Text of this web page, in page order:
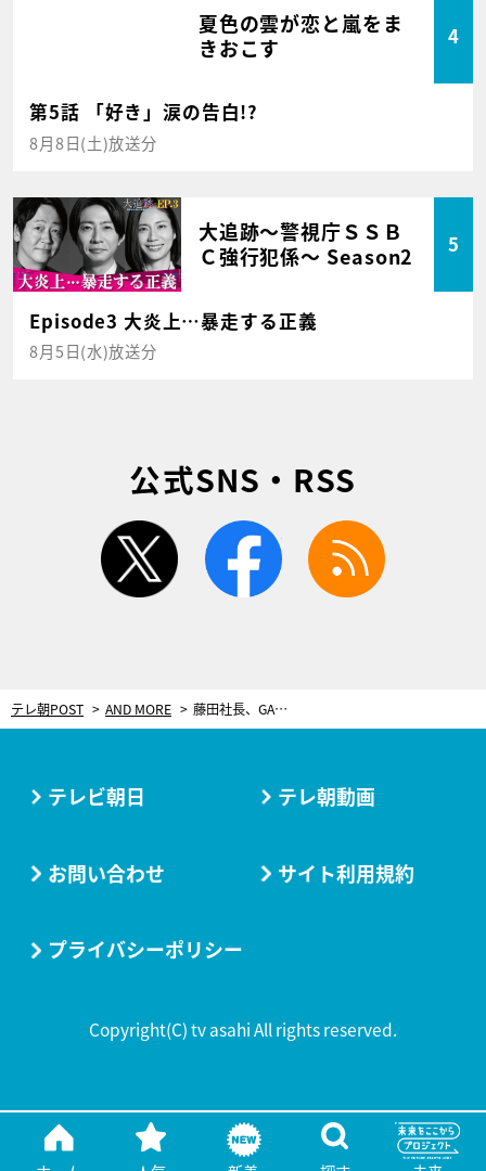
夏色の雲が恋と嵐をま
きおこす
4
第5話 「好き」涙の告白!?
8月8日(土)放送分
大追跡～警視庁ＳＳＢ
Ｃ強行犯係～ Season2
5
Episode3 大炎上…暴走する正義
8月5日(水)放送分
公式SNS・RSS
twitter facebook
テレ朝POST AND MORE 藤田社長、GACKTのポーカー実況解説を真横で体験！「面白過ぎですね（笑）」
テレビ朝日 テレ朝動画
お問い合わせ サイト利用規約
プライバシーポリシー
Copyright(C) tv asahi All rights reserved.